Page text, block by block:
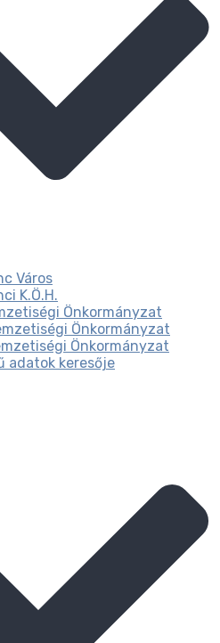
Város
K.Ö.H.
Önkormányzat
Önkormányzat
Önkormányzat
adatok keresője